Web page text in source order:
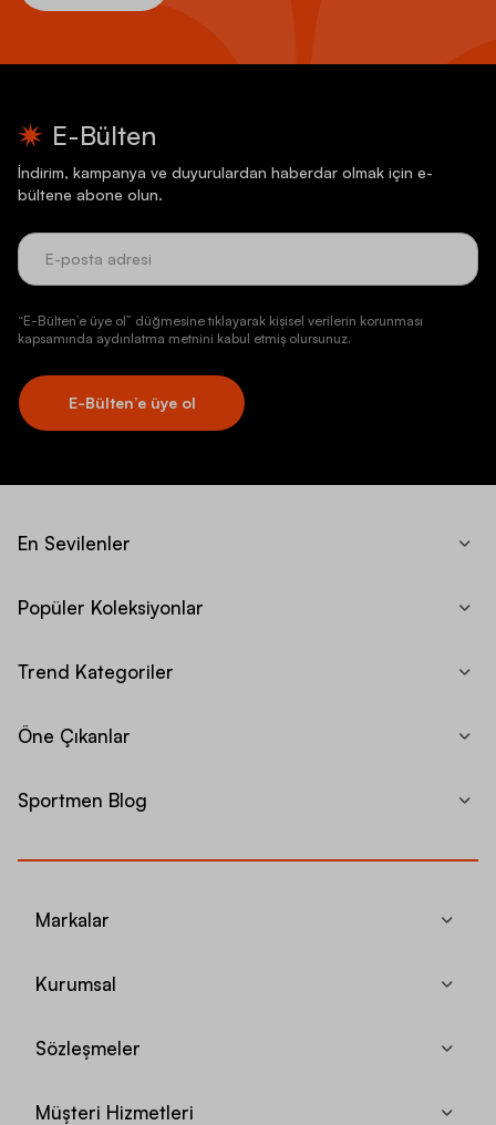
E-Bülten
İndirim, kampanya ve duyurulardan haberdar olmak için e-
bültene abone olun.
“E-Bülten’e üye ol” düğmesine tıklayarak kişisel verilerin korunması
kapsamında aydınlatma metnini kabul etmiş olursunuz.
E-Bülten’e üye ol
En Sevilenler
Popüler Koleksiyonlar
Trend Kategoriler
Öne Çıkanlar
Sportmen Blog
Markalar
Kurumsal
Sözleşmeler
Müşteri Hizmetleri